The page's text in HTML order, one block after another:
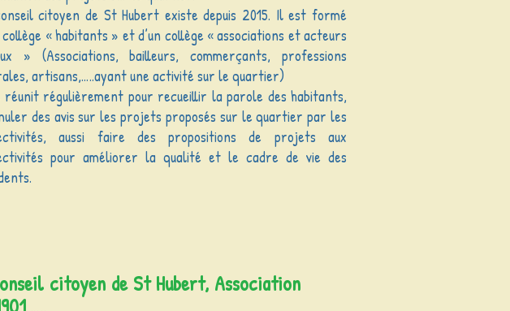
citoyen de St Hubert existe depuis 2015. Il est formé
collège « habitants » et d’un collège « associations et acteurs
» (Associations, bailleurs, commerçants, professions
artisans,…..ayant une activité sur le quartier)
réunit régulièrement pour recueillir la parole des habitants,
des avis sur les projets proposés sur le quartier par les
aussi faire des propositions de projets aux
pour améliorer la qualité et le cadre de vie des
citoyen de St Hubert, Association